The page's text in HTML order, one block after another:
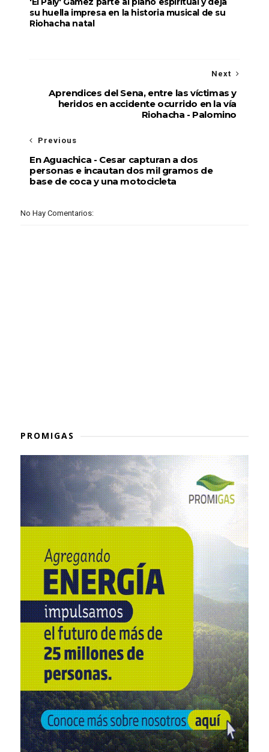
su huella impresa en la historia musical de su
Riohacha natal
Next
Aprendices del Sena, entre las víctimas y
heridos en accidente ocurrido en la vía
Riohacha - Palomino
Previous
En Aguachica - Cesar capturan a dos
personas e incautan dos mil gramos de
base de coca y una motocicleta
No Hay Comentarios:
PROMIGAS